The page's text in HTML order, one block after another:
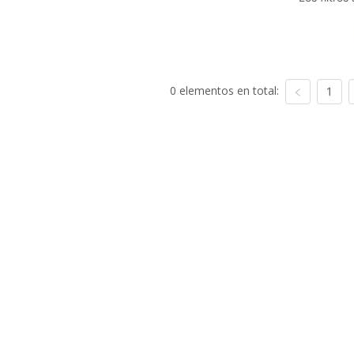
0 elementos en total: 1